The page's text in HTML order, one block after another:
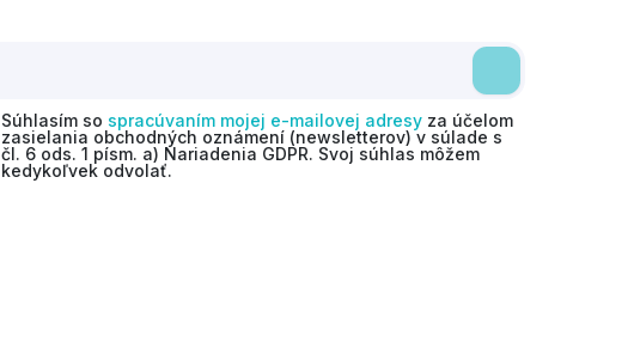
Súhlasím so spracúvaním mojej e-mailovej adresy za účelom
zasielania obchodných oznámení (newsletterov) v súlade s
čl. 6 ods. 1 písm. a) Nariadenia GDPR. Svoj súhlas môžem
kedykoľvek odvolať.